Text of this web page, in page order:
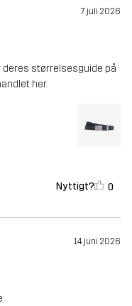
7. juli 2026
størrelsesguide på
her.
Nyttigt? 0
14. juni 2026